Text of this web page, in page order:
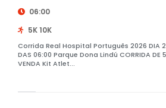
06:00
5K 10K
Corrida Real Hospital Português 2026 DIA
DAS 06:00 Parque Dona Lindú CORRIDA DE
VENDA Kit Atlet...